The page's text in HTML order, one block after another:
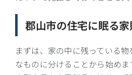
郡山市の住宅に眠る
まずは、家の中に残っている
なものに分けることから始めま